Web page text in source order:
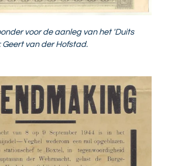
voor de aanleg van het 'Duits
Geert van der Hofstad.